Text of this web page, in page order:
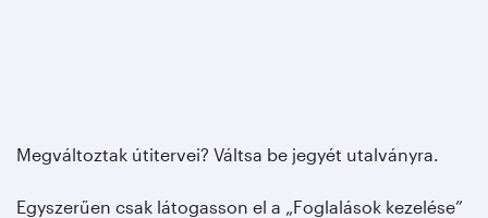
Megváltoztak útitervei? Váltsa be jegyét utalványra.
Egyszerűen csak látogasson el a „Foglalások kezelése”